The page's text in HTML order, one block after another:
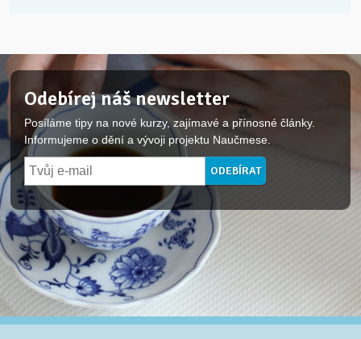
Odebírej náš newsletter
Posíláme tipy na nové kurzy, zajímavé a přínosné články.
Informujeme o dění a vývoji projektu Naučmese.